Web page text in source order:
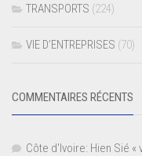
TRANSPORTS (224)
VIE D’ENTREPRISES (70)
COMMENTAIRES RÉCENTS
Côte d'Ivoire: Hien Sié «